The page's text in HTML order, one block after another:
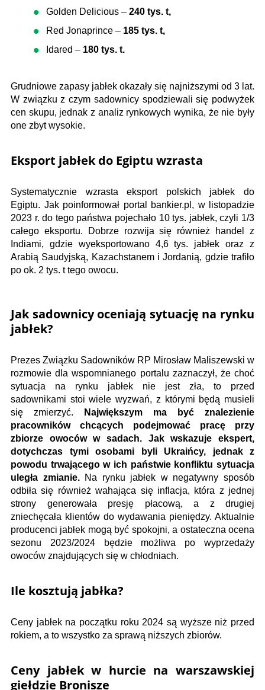
Golden Delicious – 240 tys. t,
Red Jonaprince – 185 tys. t,
Idared – 180 tys. t.
Grudniowe zapasy jabłek okazały się najniższymi od 3 lat.
W związku z czym sadownicy spodziewali się podwyżek
cen skupu, jednak z analiz rynkowych wynika, że nie były
one zbyt wysokie.
Eksport jabłek do Egiptu wzrasta
Systematycznie wzrasta eksport polskich jabłek do
Egiptu. Jak poinformował portal bankier.pl, w listopadzie
2023 r. do tego państwa pojechało 10 tys. jabłek, czyli 1/3
całego eksportu. Dobrze rozwija się również handel z
Indiami, gdzie wyeksportowano 4,6 tys. jabłek oraz z
Arabią Saudyjską, Kazachstanem i Jordanią, gdzie trafiło
po ok. 2 tys. t tego owocu.
Jak sadownicy oceniają sytuację na rynku
jabłek?
Prezes Związku Sadowników RP Mirosław Maliszewski w
rozmowie dla wspomnianego portalu zaznaczył, że choć
sytuacja na rynku jabłek nie jest zła, to przed
sadownikami stoi wiele wyzwań, z którymi będą musieli
się zmierzyć.
Największym ma być znalezienie
pracowników chcących podejmować pracę przy
zbiorze owoców w sadach. Jak wskazuje ekspert,
dotychczas tymi osobami byli Ukraińcy, jednak z
powodu trwającego w ich państwie konfliktu sytuacja
uległa zmianie. Na rynku jabłek w negatywny sposób
odbiła się również wahająca się inflacja, która z jednej
strony generowała presję płacową, a z drugiej
zniechęcała klientów do wydawania pieniędzy. Aktualnie
producenci jabłek mogą być spokojni, a ostateczna ocena
sezonu 2023/2024 będzie możliwa po wyprzedaży
owoców znajdujących się w chłodniach.
Ile kosztują jabłka?
Ceny jabłek na początku roku 2024 są wyższe niż przed
rokiem, a to wszystko za sprawą niższych zbiorów.
Ceny jabłek w hurcie na warszawskiej
giełdzie Bronisze